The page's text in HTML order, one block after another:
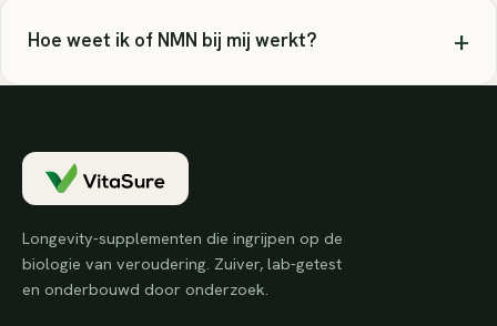
Hoe weet ik of NMN bij mij werkt? +
Longevity-supplementen die ingrijpen op de
biologie van veroudering. Zuiver, lab-getest
en onderbouwd door onderzoek.